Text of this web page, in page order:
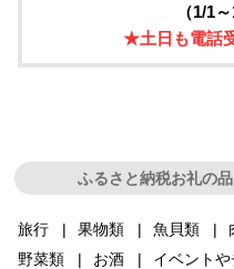
（1/1
★土日も電話
ふるさと納税お礼の
旅行 果物類 魚貝類
野菜類
お酒 イベント